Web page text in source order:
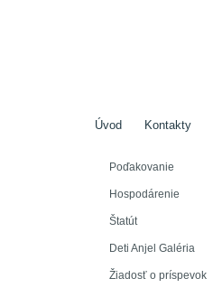
Úvod Kontakty
Poďakovanie
Hospodárenie
Štatút
Deti Anjel Galéria
Žiadosť o príspevok